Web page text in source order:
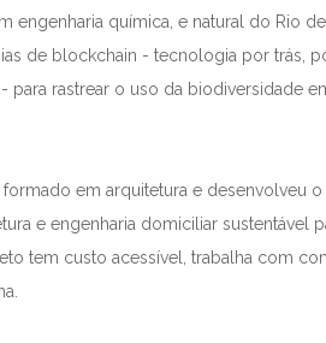
engenharia química, e natural do Rio
de blockchain - tecnologia por trás,
rastrear o uso da biodiversidade
em arquitetura e desenvolveu
e engenharia domiciliar sustentável
tem custo acessível, trabalha com